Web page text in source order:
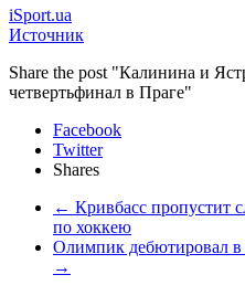
iSport.ua
Источник
Share the post "Калинина и
четвертьфинал в Праге"
Facebook
Twitter
Shares
← Кривбасс пропустит
по хоккею
Олимпик дебютировал
→